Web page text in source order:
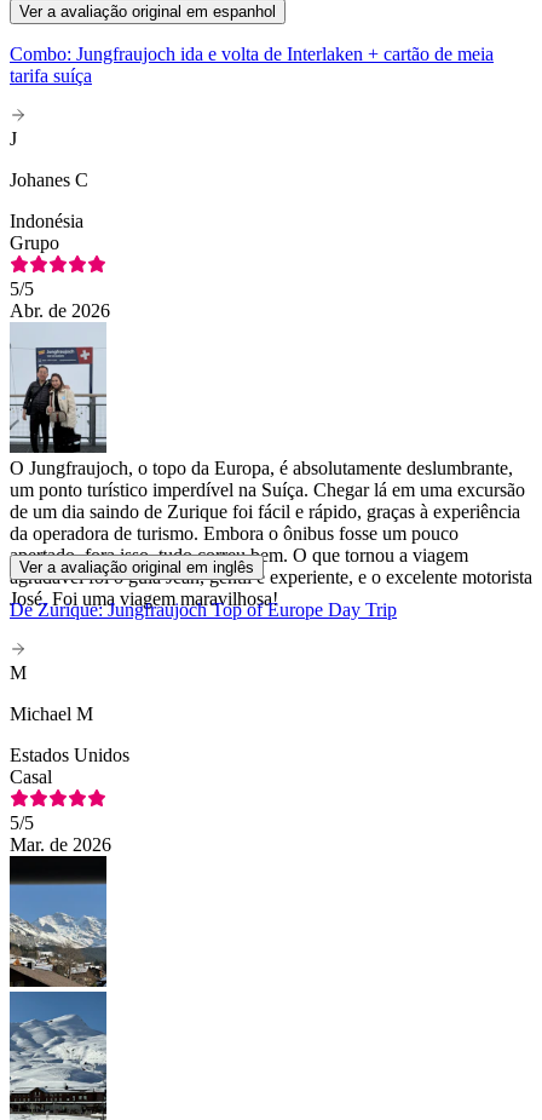
Ver a avaliação original em espanhol
Combo: Jungfraujoch ida e volta de Interlaken + cartão de meia
tarifa suíça
J
Johanes C
Indonésia
Grupo
5/5
Abr. de 2026
O Jungfraujoch, o topo da Europa, é absolutamente deslumbrante,
um ponto turístico imperdível na Suíça. Chegar lá em uma excursão
de um dia saindo de Zurique foi fácil e rápido, graças à experiência
da operadora de turismo. Embora o ônibus fosse um pouco
apertado, fora isso, tudo correu bem. O que tornou a viagem
agradável foi o guia Jean, gentil e experiente, e o excelente motorista
José. Foi uma viagem maravilhosa!
Ver a avaliação original em inglês
De Zurique: Jungfraujoch Top of Europe Day Trip
M
Michael M
Estados Unidos
Casal
5/5
Mar. de 2026